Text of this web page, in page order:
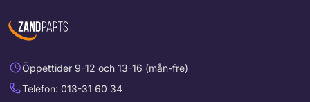
Öppettider 9-12 och 13-16 (mån-fre)
Telefon: 013-31 60 34